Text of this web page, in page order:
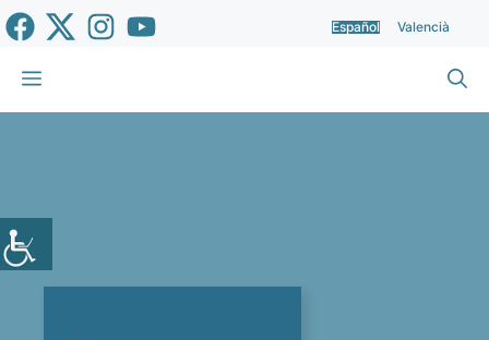
Saltar
al
contenido
Español Valencià
Menú